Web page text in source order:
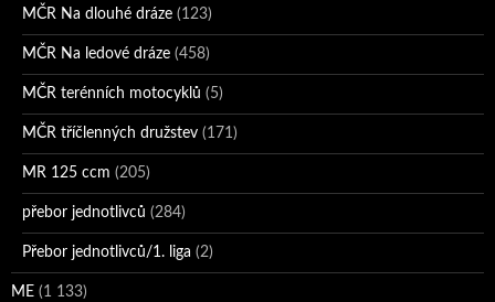
MČR Na dlouhé dráze (123)
MČR Na ledové dráze (458)
MČR terénních motocyklů (5)
MČR tříčlenných družstev (171)
MR 125 ccm (205)
přebor jednotlivců (284)
Přebor jednotlivců/1. liga (2)
ME (1 133)